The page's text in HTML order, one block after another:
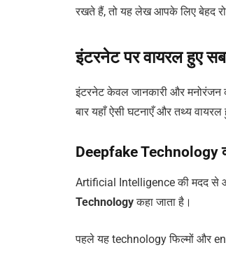
रखते हैं, तो यह लेख आपके लिए बेहद
इंटरनेट पर वायरल हुए
इंटरनेट केवल जानकारी और
बार यहाँ ऐसी घटनाएँ और तथ्य वायरल
Deepfake Technology
Artificial Intelligence की मदद से
Technologyकहा जाता है।
पहले यह technology फिल्मों और